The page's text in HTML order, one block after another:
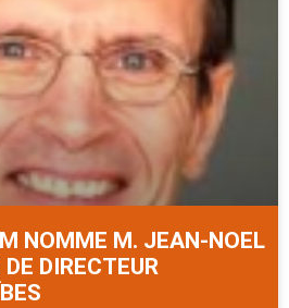
NOMME M. JEAN-NOEL
DIRECTEUR